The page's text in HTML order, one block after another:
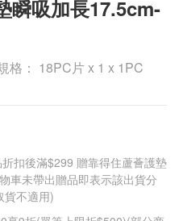
瞬吸加長17.5cm-
格： 18PC片 x 1 x 1PC
扣後滿$299 贈靠得住蘆薈護墊
車未帶出贈品即表示該出貨分
貨不適用)